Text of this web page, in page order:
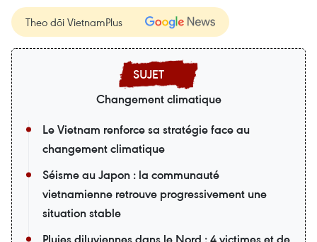
Theo dõi VietnamPlus
Changement climatique
Le Vietnam renforce sa stratégie face au
changement climatique
Séisme au Japon : la communauté
vietnamienne retrouve progressivement une
situation stable